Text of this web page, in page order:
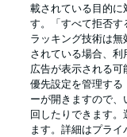
プライバシー・
利用条件
求人
載されている目的に
す。「すべて拒否す
ラッキング技術は
されている場合、
広告が表示される可
優先設定を管理する
ーが開きますので
回したりできます
ます。詳細はプライ